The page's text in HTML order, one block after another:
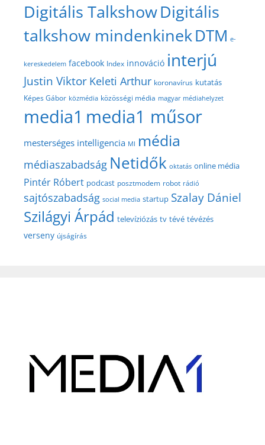
Digitális TalkshowDigitális
talkshow mindenkinekDTM e-
kereskedelem facebook Index innováció interjú
Justin Viktor Keleti Arthur koronavírus kutatás
Képes Gábor közmédia közösségi média magyar médiahelyzet
media1 media1 műsor
mesterséges intelligencia MI média
médiaszabadság Netidők oktatás online média
Pintér Róbert podcast posztmodem robot rádió
sajtószabadság social media startup Szalay Dániel
Szilágyi Árpád televíziózás tv tévé tévézés
verseny újságírás